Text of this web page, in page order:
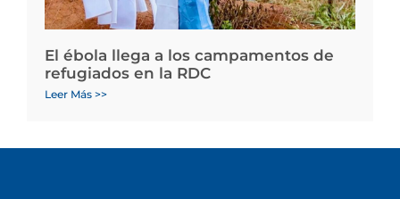
El ébola llega a los campamentos de
refugiados en la RDC
Leer Más >>